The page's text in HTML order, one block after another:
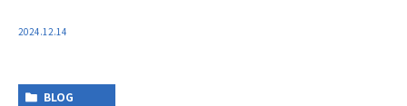
2024.12.14
BLOG